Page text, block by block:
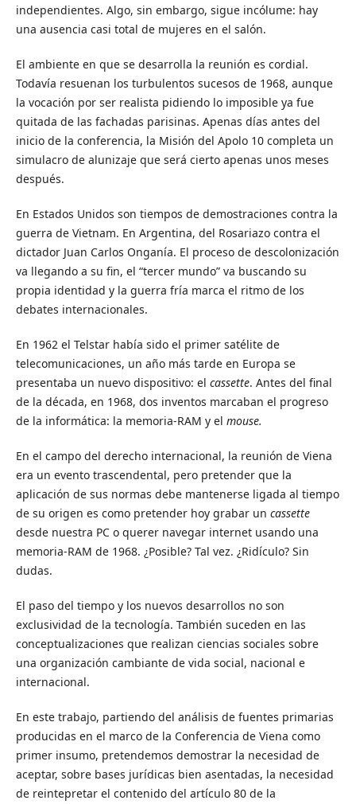
independientes. Algo, sin embargo, sigue incólume: hay
una ausencia casi total de mujeres en el salón.
El ambiente en que se desarrolla la reunión es cordial.
Todavía resuenan los turbulentos sucesos de 1968, aunque
la vocación por ser realista pidiendo lo imposible ya fue
quitada de las fachadas parisinas. Apenas días antes del
inicio de la conferencia, la Misión del Apolo 10 completa un
simulacro de alunizaje que será cierto apenas unos meses
después.
En Estados Unidos son tiempos de demostraciones contra la
guerra de Vietnam. En Argentina, del Rosariazo contra el
dictador Juan Carlos Onganía. El proceso de descolonización
va llegando a su fin, el “tercer mundo” va buscando su
propia identidad y la guerra fría marca el ritmo de los
debates internacionales.
En 1962 el Telstar había sido el primer satélite de
telecomunicaciones, un año más tarde en Europa se
presentaba un nuevo dispositivo: el cassette. Antes del final
de la década, en 1968, dos inventos marcaban el progreso
de la informática: la memoria-RAM y el mouse.
En el campo del derecho internacional, la reunión de Viena
era un evento trascendental, pero pretender que la
aplicación de sus normas debe mantenerse ligada al tiempo
de su origen es como pretender hoy grabar un cassette
desde nuestra PC o querer navegar internet usando una
memoria-RAM de 1968. ¿Posible? Tal vez. ¿Ridículo? Sin
dudas.
El paso del tiempo y los nuevos desarrollos no son
exclusividad de la tecnología. También suceden en las
conceptualizaciones que realizan ciencias sociales sobre
una organización cambiante de vida social, nacional e
internacional.
En este trabajo, partiendo del análisis de fuentes primarias
producidas en el marco de la Conferencia de Viena como
primer insumo, pretendemos demostrar la necesidad de
aceptar, sobre bases jurídicas bien asentadas, la necesidad
de reintepretar el contenido del artículo 80 de la